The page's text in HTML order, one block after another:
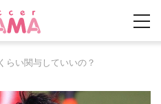
らい関与していいの？